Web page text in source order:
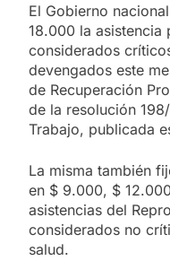
El Gobierno
18.000 la asistencia
considerados
devengados este
de Recuperación
de la resolución
Trabajo, publicada
La misma también
en $ 9.000, $
asistencias del
considerados no
salud.